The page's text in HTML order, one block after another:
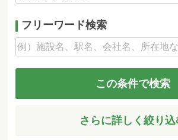
フリーワード検索
この条件で検索
さらに詳しく絞り込